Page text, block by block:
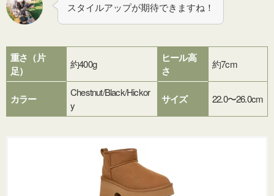
スタイルアップが期待できますね！
重さ（片
足）
約400g
ヒール高
さ
約7cm
カラー
Chestnut/Black/Hickor
y
サイズ 22.0〜26.0cm